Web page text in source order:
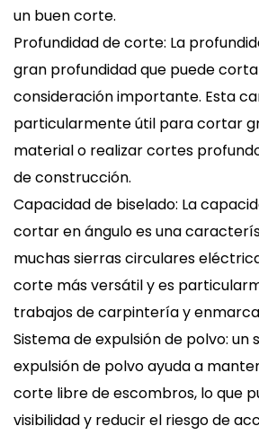
un buen corte.
Profundidad de corte: La
gran profundidad que puede
consideración importante. Esta
particularmente útil para cortar
material o realizar cortes
de construcción.
Capacidad de biselado: La
cortar en ángulo es una
muchas sierras circulares
corte más versátil y es
trabajos de carpintería y
Sistema de expulsión de polvo: un
expulsión de polvo ayuda a
corte libre de escombros, lo que
visibilidad y reducir el riesgo de